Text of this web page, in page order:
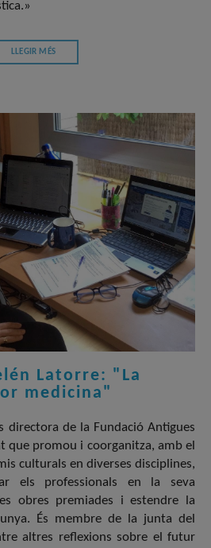
LLEGIR MÉS
Latorre: "La
medicina"
directora de la Fundació Antigues
que promou i coorganitza, amb el
culturals en diverses disciplines,
els professionals en la seva
obres premiades i estendre la
És membre de la junta del
altres reflexions sobre el futur